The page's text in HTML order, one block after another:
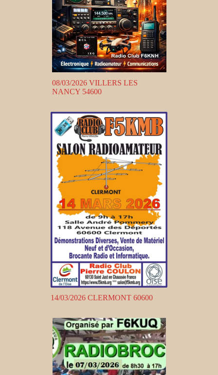
08/03/2026 VILLERS LES
NANCY 54600
14/03/2026 CLERMONT 60600